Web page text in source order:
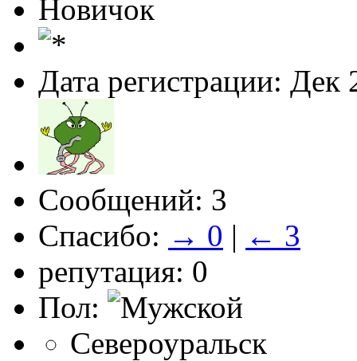
Новичок
Дата регистрации: Дек
Сообщений: 3
Спасибо: → 0 | ← 3
репутация: 0
Пол:
Североуральск